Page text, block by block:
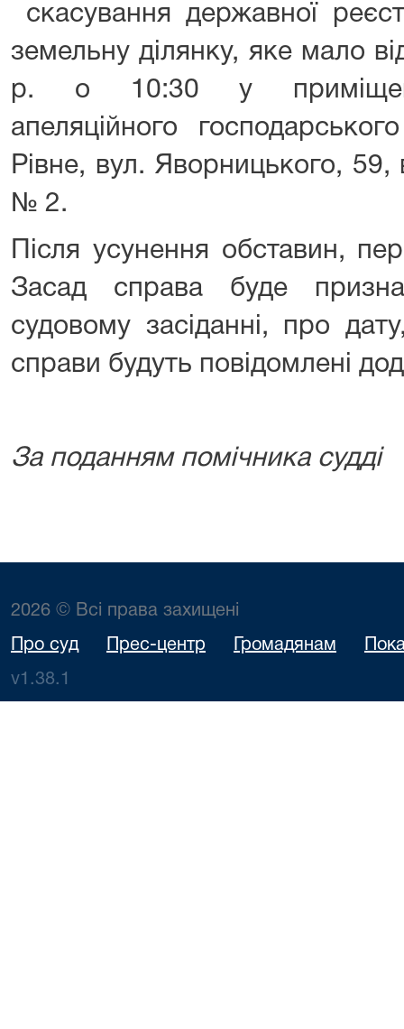
скасування державної
земельну ділянку, яке мало
р. о 10:30 у приміщені
апеляційного
Рівне, вул. Яворницького, 59,
№ 2.
Після усунення обставин,
Засад справа буде
судовому засіданні, про
справи будуть повідомлені
За поданням помічника судді
2026 © Всі права захищені
Про суд Прес-центр Громадянам
v1.38.1